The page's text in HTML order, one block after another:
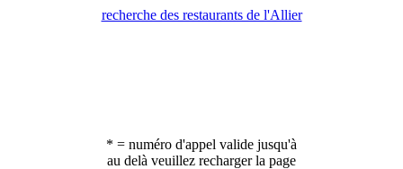
recherche des restaurants de l'Allier
* = numéro d'appel valide jusqu'à
au delà veuillez recharger la page